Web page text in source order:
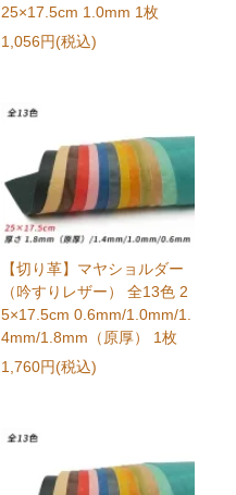
25×17.5cm 1.0mm 1枚
1,056円(税込)
【切り革】マヤショルダー
（吟すりレザー） 全13色 2
5×17.5cm 0.6mm/1.0mm/1.
4mm/1.8mm（原厚） 1枚
1,760円(税込)